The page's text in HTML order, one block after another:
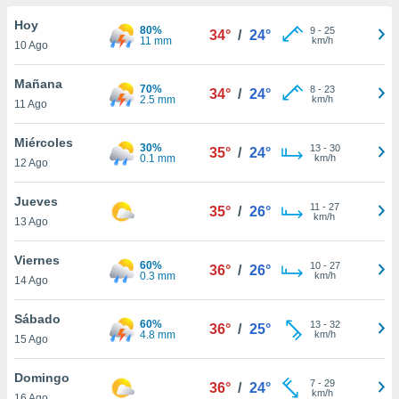
en
nuestra
y
cookies
aceptar
Hoy
10 Ago
80%
11 mm
34° / 24° 9- 25
km/h
Mañana
11 Ago
70%
2.5 mm
34° / 24° 8- 23
km/h
Miércoles
12 Ago
30%
0.1 mm
35° / 24° 13- 30
km/h
Jueves
13 Ago
35° / 26° 11 - 27
km/h
Viernes
14 Ago
60%
0.3 mm
36° / 26° 10- 27
km/h
Sábado
15 Ago
60%
4.8 mm
36° / 25° 13- 32
km/h
Domingo
36° / 24° 7- 29
km/h